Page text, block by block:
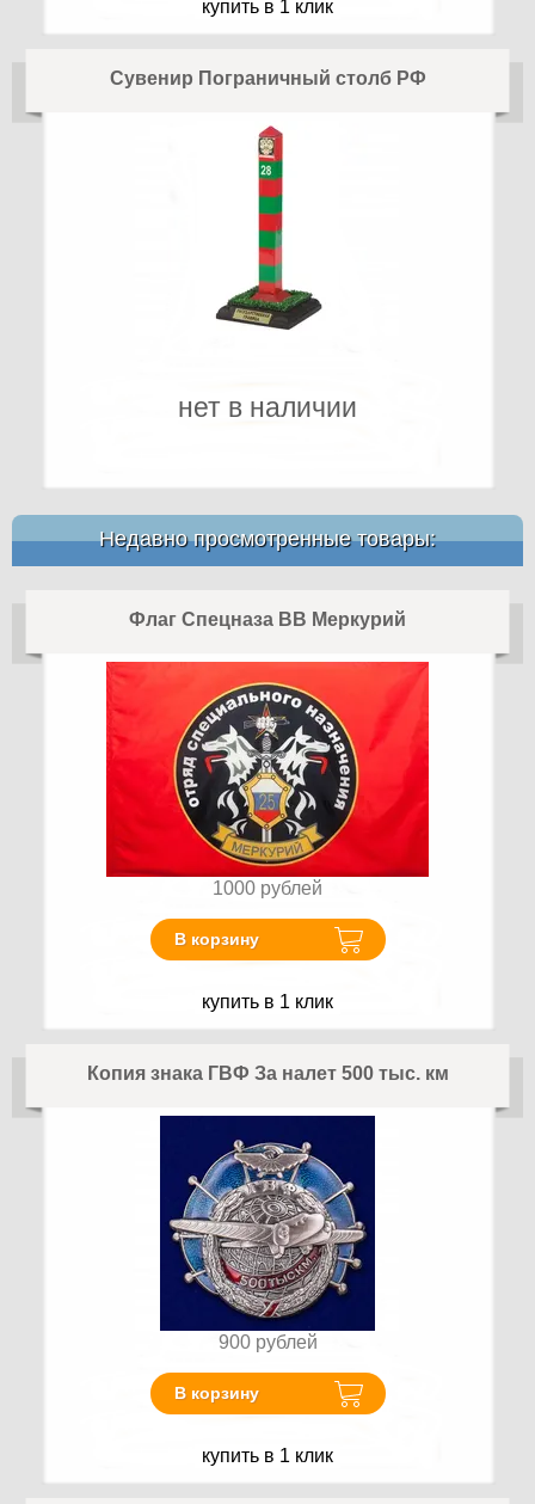
купить в 1 клик
Сувенир Пограничный столб РФ
нет в наличии
Недавно просмотренные товары:
Флаг Спецназа ВВ Меркурий
1000 рублей
В корзину
купить в 1 клик
Копия знака ГВФ За налет 500 тыс. км
900 рублей
В корзину
купить в 1 клик